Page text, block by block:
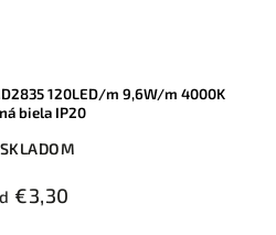
120LED/m 9,6W/m 4000K
biela IP20
€3,30